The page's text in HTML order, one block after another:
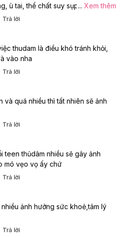
ù tai, thể chất suy sụp, mệt mỏi...
chàng trai tuổi teen ơi
... Xem thêm
Trả lời
thudam là điều khó tránh khỏi,
vào nha
Trả lời
và quá nhiều thì tất nhiên sẽ ảnh
Trả lời
teen thủdâm nhiều sẽ gây ảnh
mó vẹo vọ ấy chứ
Trả lời
ảnh hưởng sức khoẻ,tâm lý
Trả lời